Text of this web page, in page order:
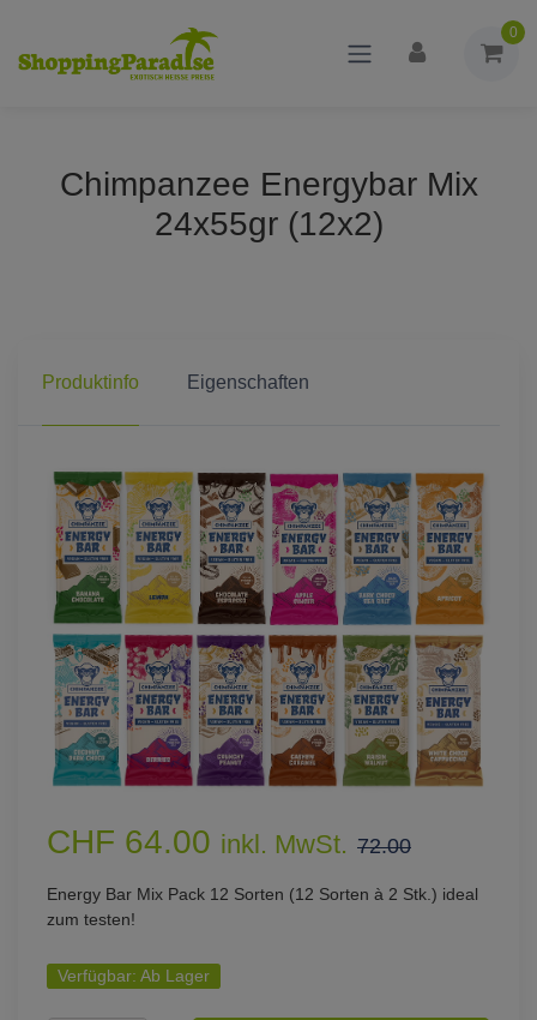
0
Chimpanzee Energybar Mix
24x55gr (12x2)
Produktinfo Eigenschaften
CHF 64.00 inkl. MwSt. 72.00
Energy Bar Mix Pack 12 Sorten (12 Sorten à 2 Stk.) ideal
zum testen!
Verfügbar: Ab Lager